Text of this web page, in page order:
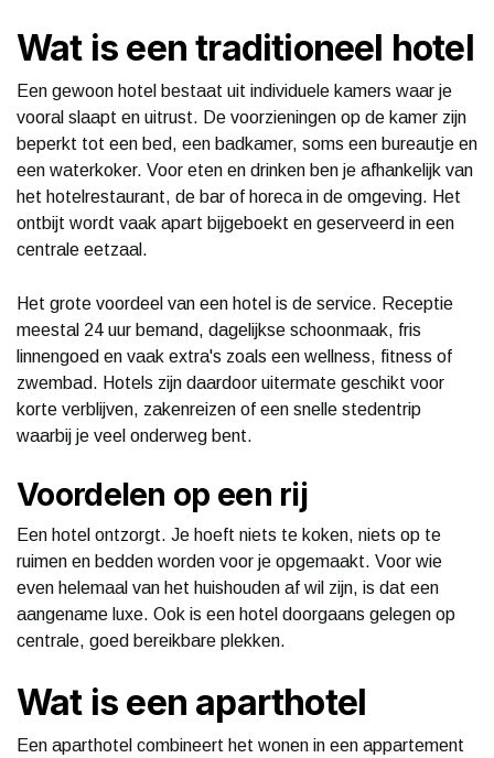
Wat is een traditioneel hotel
Een gewoon hotel bestaat uit individuele kamers waar je
vooral slaapt en uitrust. De voorzieningen op de kamer zijn
beperkt tot een bed, een badkamer, soms een bureautje en
een waterkoker. Voor eten en drinken ben je afhankelijk van
het hotelrestaurant, de bar of horeca in de omgeving. Het
ontbijt wordt vaak apart bijgeboekt en geserveerd in een
centrale eetzaal.
Het grote voordeel van een hotel is de service. Receptie
meestal 24 uur bemand, dagelijkse schoonmaak, fris
linnengoed en vaak extra's zoals een wellness, fitness of
zwembad. Hotels zijn daardoor uitermate geschikt voor
korte verblijven, zakenreizen of een snelle stedentrip
waarbij je veel onderweg bent.
Voordelen op een rij
Een hotel ontzorgt. Je hoeft niets te koken, niets op te
ruimen en bedden worden voor je opgemaakt. Voor wie
even helemaal van het huishouden af wil zijn, is dat een
aangename luxe. Ook is een hotel doorgaans gelegen op
centrale, goed bereikbare plekken.
Wat is een aparthotel
Een aparthotel combineert het wonen in een appartement